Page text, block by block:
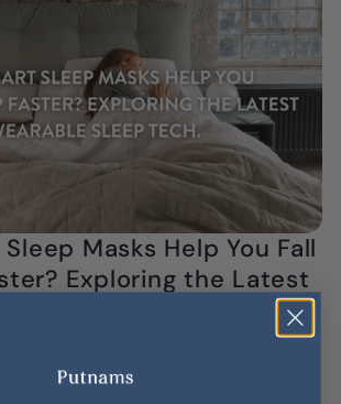
Masks Help You Fall
Exploring the Latest